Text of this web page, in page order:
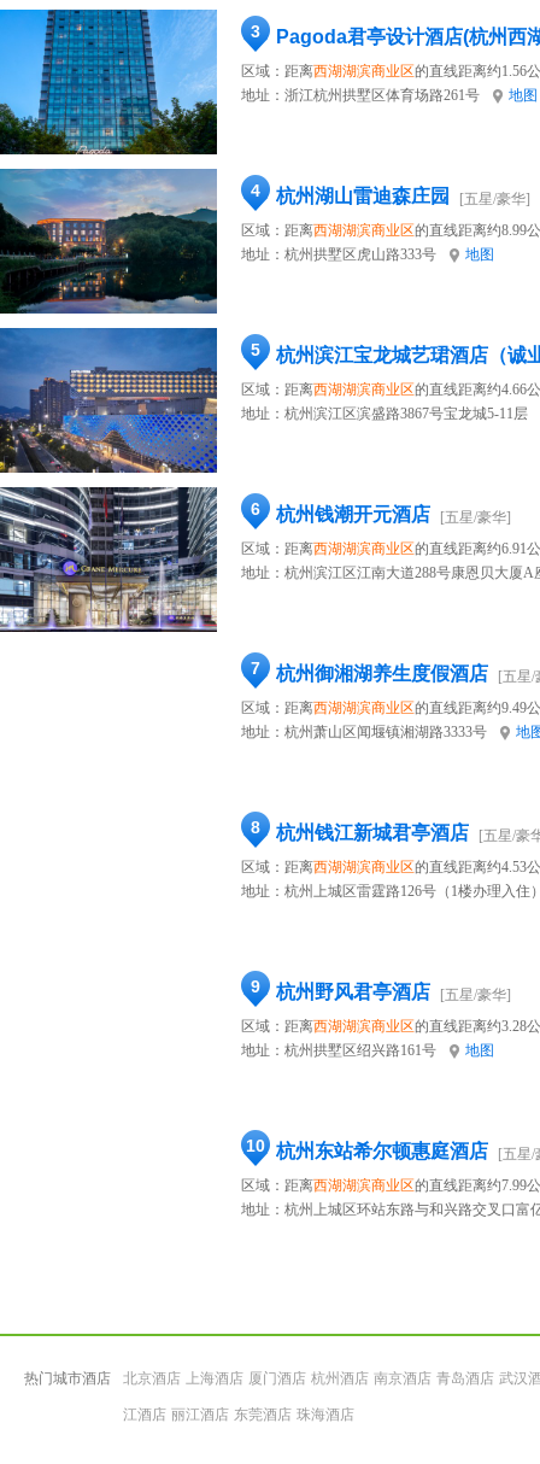
3 Pagoda君亭设计酒店(杭州西
区域：距离西湖湖滨商业区的直线距离约1.56
地址： 浙江杭州拱墅区体育场路261号 地图
4 杭州湖山雷迪森庄园
[五星/豪华]
区域：距离西湖湖滨商业区的直线距离约8.99
地址： 杭州拱墅区虎山路333号 地图
5 杭州滨江宝龙城艺珺酒店（诚
区域：距离西湖湖滨商业区的直线距离约4.66
地址： 杭州滨江区滨盛路3867号宝龙城5-11层
6 杭州钱潮开元酒店
[五星/豪华]
区域：距离西湖湖滨商业区的直线距离约6.91
地址： 杭州滨江区江南大道288号康恩贝大厦A
7 杭州御湘湖养生度假酒店
[五星/
区域：距离西湖湖滨商业区的直线距离约9.49
地址： 杭州萧山区闻堰镇湘湖路3333号 地
8 杭州钱江新城君亭酒店
[五星/豪
区域：距离西湖湖滨商业区的直线距离约4.53
地址： 杭州上城区雷霆路126号（1楼办理入住
9 杭州野风君亭酒店
[五星/豪华]
区域：距离西湖湖滨商业区的直线距离约3.28
地址： 杭州拱墅区绍兴路161号 地图
10 杭州东站希尔顿惠庭酒店
[五星/
区域：距离西湖湖滨商业区的直线距离约7.99
地址： 杭州上城区环站东路与和兴路交叉口富
热门城市酒店 北京酒店 上海酒店 厦门酒店 杭州酒店 南京酒店 青岛酒店 武汉
江酒店 丽江酒店 东莞酒店 珠海酒店